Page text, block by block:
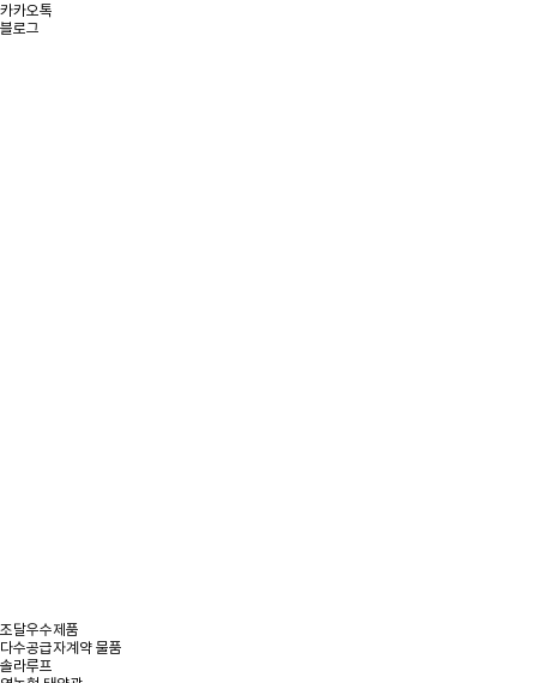
카카오톡
블로그
조달우수제품
다수공급자계약 물품
솔라루프